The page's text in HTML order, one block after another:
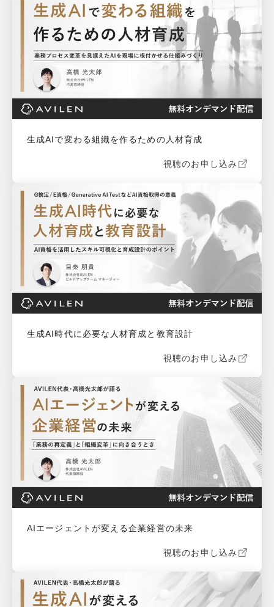
生成AIで変わる組織を作るための人材育成
視聴のお申し込み
生成AI時代に必要な人材育成と教育設計
視聴のお申し込み
AIエージェントが変える企業経営の未来
視聴のお申し込み